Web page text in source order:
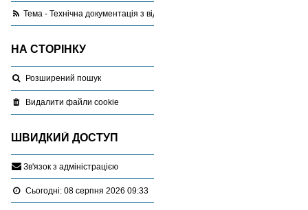
Тема - Технічна документація з відновлення меж: який алгоритм?
НА СТОРІНКУ
Розширений пошук
Видалити файли cookie
ШВИДКИЙ ДОСТУП
Зв'язок з адміністрацією
Сьогодні: 08 серпня 2026 09:33